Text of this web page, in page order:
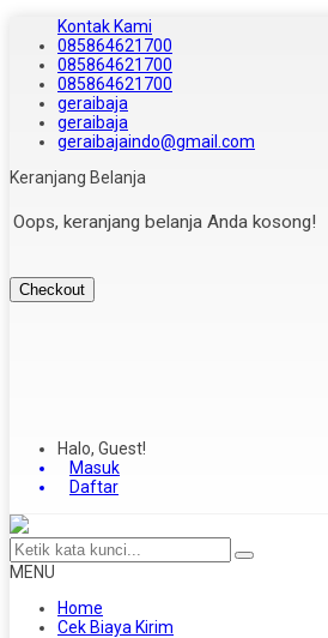
Kontak Kami
085864621700
085864621700
085864621700
geraibaja
geraibaja
geraibajaindo@gmail.com
Keranjang Belanja
Oops, keranjang belanja Anda kosong!
Checkout
Halo, Guest!
Masuk
Daftar
MENU
Home
Cek Biaya Kirim